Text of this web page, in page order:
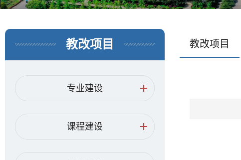
教改项目
专业建设
课程建设
教改项目